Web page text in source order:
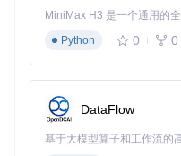
git clone
进入项目目录：
运行安装脚本：
Python
0 0
DataFlow
基于大模型算子和工作流的